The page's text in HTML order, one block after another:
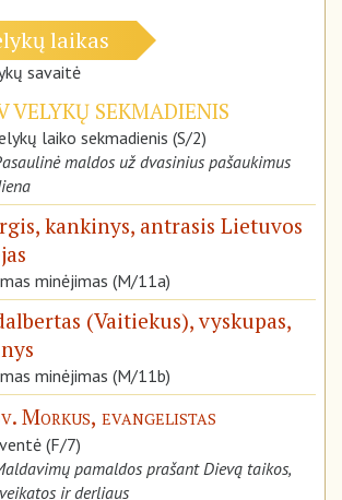
laikas
savaitė
VELYKŲ SEKMADIENIS
laiko sekmadienis (S/2)
maldos už dvasinius pašaukimus
kankinys, antrasis Lietuvos
minėjimas (M/11a)
(Vaitiekus), vyskupas,
minėjimas (M/11b)
Morkus, evangelistas
(F/7)
pamaldos prašant Dievą taikos,
ir derliaus